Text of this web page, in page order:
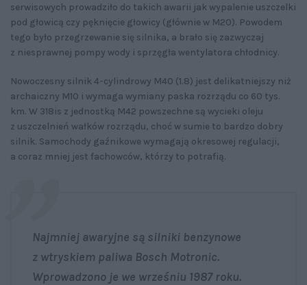
serwisowych prowadziło do takich awarii jak wypalenie uszczelki
pod głowicą czy pęknięcie głowicy (głównie w M20). Powodem
tego było przegrzewanie się silnika, a brało się zazwyczaj
z niesprawnej pompy wody i sprzęgła wentylatora chłodnicy.
Nowoczesny silnik 4-cylindrowy M40 (1.8) jest delikatniejszy niż
archaiczny M10 i wymaga wymiany paska rozrządu co 60 tys.
km. W 318is z jednostką M42 powszechne są wycieki oleju
z uszczelnień wałków rozrządu, choć w sumie to bardzo dobry
silnik. Samochody gaźnikowe wymagają okresowej regulacji,
a coraz mniej jest fachowców, którzy to potrafią.
Najmniej awaryjne są silniki benzynowe
z wtryskiem paliwa Bosch Motronic.
Wprowadzono je we wrześniu 1987 roku.